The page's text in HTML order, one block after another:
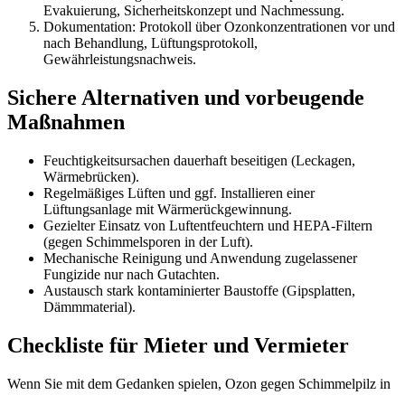
Evakuierung, Sicherheitskonzept und Nachmessung.
Dokumentation: Protokoll über Ozonkonzentrationen vor und
nach Behandlung, Lüftungsprotokoll,
Gewährleistungsnachweis.
Sichere Alternativen und vorbeugende
Maßnahmen
Feuchtigkeitsursachen dauerhaft beseitigen (Leckagen,
Wärmebrücken).
Regelmäßiges Lüften und ggf. Installieren einer
Lüftungsanlage mit Wärmerückgewinnung.
Gezielter Einsatz von Luftentfeuchtern und HEPA‑Filtern
(gegen Schimmelsporen in der Luft).
Mechanische Reinigung und Anwendung zugelassener
Fungizide nur nach Gutachten.
Austausch stark kontaminierter Baustoffe (Gipsplatten,
Dämmmaterial).
Checkliste für Mieter und Vermieter
Wenn Sie mit dem Gedanken spielen, Ozon gegen Schimmelpilz in